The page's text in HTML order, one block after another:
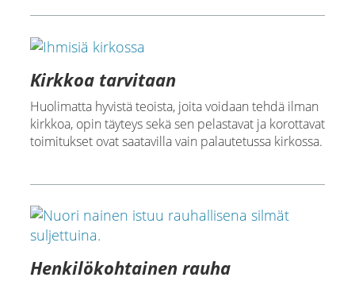
Kirkkoa tarvitaan
Huolimatta hyvistä teoista, joita voidaan tehdä ilman
kirkkoa, opin täyteys sekä sen pelastavat ja korottavat
toimitukset ovat saatavilla vain palautetussa kirkossa.
Henkilökohtainen rauha